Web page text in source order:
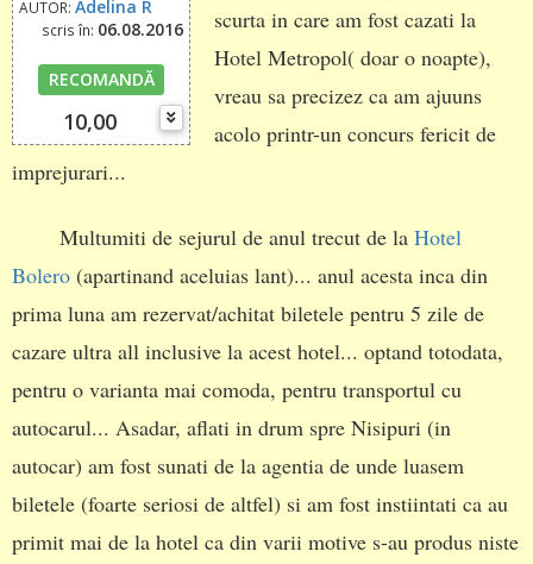
AUTOR: Adelina R
scris în: 06.08.2016
RECOMANDĂ
10,00
scurta in care am fost cazati la
Hotel Metropol( doar o noapte),
vreau sa precizez ca am ajuuns
acolo printr-un concurs fericit de
imprejurari...
Multumiti de sejurul de anul trecut de la Hotel
Bolero (apartinand aceluias lant)... anul acesta inca din
prima luna am rezervat/achitat biletele pentru 5 zile de
cazare ultra all inclusive la acest hotel... optand totodata,
pentru o varianta mai comoda, pentru transportul cu
autocarul... Asadar, aflati in drum spre Nisipuri (in
autocar) am fost sunati de la agentia de unde luasem
biletele (foarte seriosi de altfel) si am fost instiintati ca au
primit mai de la hotel ca din varii motive s-au produs niste